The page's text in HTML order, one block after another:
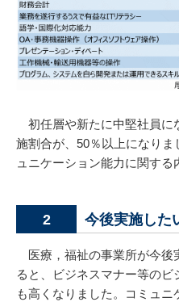
初任層や新たに中堅社員に
施割合が、50％以上になりま
ュニケーション能力に関する
2 今後実施した
医療，福祉の事業所が今後
ると、ビジネスマナー等の
も高くなりました。コミュ